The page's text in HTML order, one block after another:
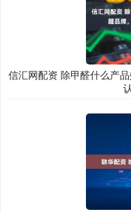
信汇网配资 除甲醛什么产